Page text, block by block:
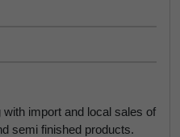
import and local sales of
semi finished products.